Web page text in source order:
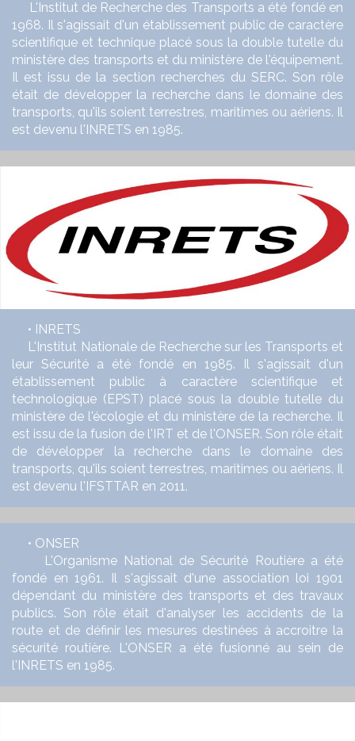
L'Institut de Recherche des Transports a été fondé en
1968. Il s'agissait d'un établissement public de caractère
scientifique et technique placé sous la double tutelle du
ministère des transports et du ministère de l'équipement.
Il est issu de la section recherches du SERC. Son rôle
était de développer la recherche dans le domaine des
transports, qu'ils soient terrestres, maritimes ou aériens. Il
est devenu l'INRETS en 1985.
• INRETS
L'Institut Nationale de Recherche sur les Transports et
leur Sécurité a été fondé en 1985. Il s'agissait d'un
établissement public à caractère scientifique et
technologique (EPST) placé sous la double tutelle du
ministère de l'écologie et du ministère de la recherche. Il
est issu de la fusion de l'IRT et de l'ONSER. Son rôle était
de développer la recherche dans le domaine des
transports, qu'ils soient terrestres, maritimes ou aériens. Il
est devenu l'IFSTTAR en 2011.
• ONSER
L'Organisme National de Sécurité Routière a été
fondé en 1961. Il s'agissait d'une association loi 1901
dépendant du ministère des transports et des travaux
publics. Son rôle était d'analyser les accidents de la
route et de définir les mesures destinées à accroitre la
sécurité routière. L'ONSER a été fusionné au sein de
l'INRETS en 1985.